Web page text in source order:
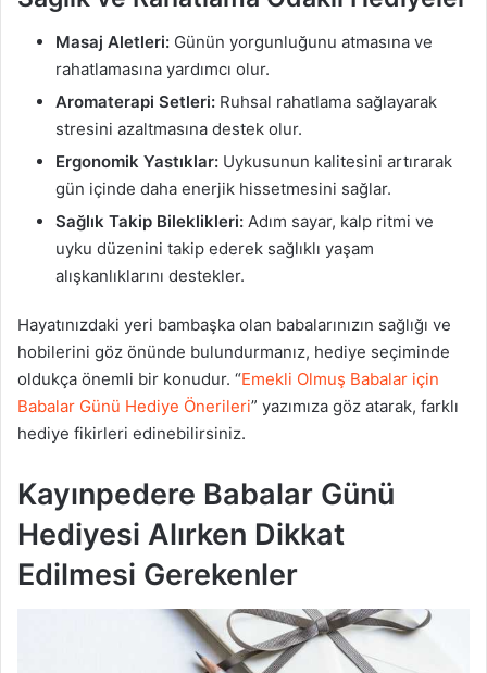
Masaj Aletleri: Günün yorgunluğunu atmasına ve
rahatlamasına yardımcı olur.
Aromaterapi Setleri: Ruhsal rahatlama sağlayarak
stresini azaltmasına destek olur.
Ergonomik Yastıklar: Uykusunun kalitesini artırarak
gün içinde daha enerjik hissetmesini sağlar.
Sağlık Takip Bileklikleri: Adım sayar, kalp ritmi ve
uyku düzenini takip ederek sağlıklı yaşam
alışkanlıklarını destekler.
Hayatınızdaki yeri bambaşka olan babalarınızın sağlığı ve
hobilerini göz önünde bulundurmanız, hediye seçiminde
oldukça önemli bir konudur. “Emekli Olmuş Babalar için
Babalar Günü Hediye Önerileri” yazımıza göz atarak, farklı
hediye fikirleri edinebilirsiniz.
Kayınpedere Babalar Günü
Hediyesi Alırken Dikkat
Edilmesi Gerekenler